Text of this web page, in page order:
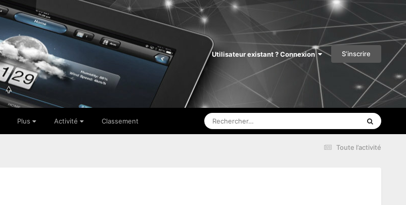
Utilisateur existant ? Connexion S’inscrire
Plus Activité Classement
Toute l’activité